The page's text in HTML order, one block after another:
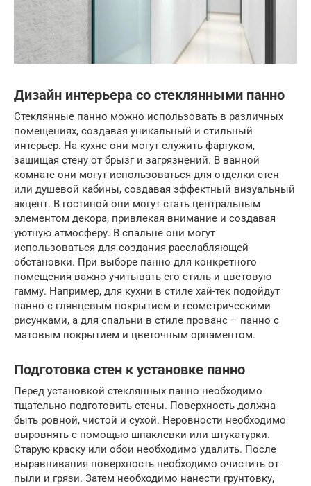
Дизайн интерьера со стеклянными панно
Стеклянные панно можно использовать в различных
помещениях, создавая уникальный и стильный
интерьер. На кухне они могут служить фартуком,
защищая стену от брызг и загрязнений. В ванной
комнате они могут использоваться для отделки стен
или душевой кабины, создавая эффектный визуальный
акцент. В гостиной они могут стать центральным
элементом декора, привлекая внимание и создавая
уютную атмосферу. В спальне они могут
использоваться для создания расслабляющей
обстановки. При выборе панно для конкретного
помещения важно учитывать его стиль и цветовую
гамму. Например, для кухни в стиле хай-тек подойдут
панно с глянцевым покрытием и геометрическими
рисунками, а для спальни в стиле прованс – панно с
матовым покрытием и цветочным орнаментом.
Подготовка стен к установке панно
Перед установкой стеклянных панно необходимо
тщательно подготовить стены. Поверхность должна
быть ровной, чистой и сухой. Неровности необходимо
выровнять с помощью шпаклевки или штукатурки.
Старую краску или обои необходимо удалить. После
выравнивания поверхность необходимо очистить от
пыли и грязи. Затем необходимо нанести грунтовку,